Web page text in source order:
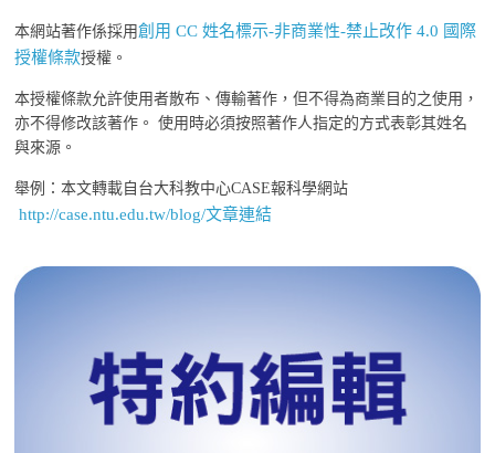
本網站著作係採用創用 CC 姓名標示-非商業性-禁止改作 4.0 國際
授權條款授權。
本授權條款允許使用者散布、傳輸著作，但不得為商業目的之使用，
亦不得修改該著作。 使用時必須按照著作人指定的方式表彰其姓名
與來源。
舉例：本文轉載自台大科教中心CASE報科學網站
http://case.ntu.edu.tw/blog/文章連結